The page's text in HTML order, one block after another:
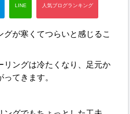
が寒くてつらいと感じるこ
リングは冷たくなり、足元か
てきます。